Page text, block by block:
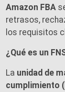
Amazon FBA
retrasos,
los requisitos
¿Qué es un
La unidad de
cumplimiento